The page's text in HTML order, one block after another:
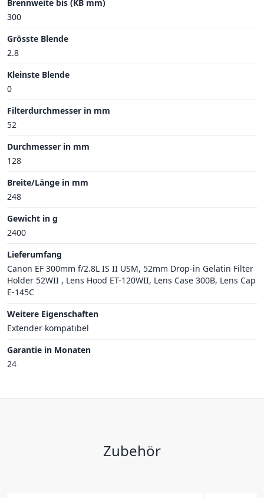
Brennweite bis (KB mm)
300
Grösste Blende
2.8
Kleinste Blende
0
Filterdurchmesser in mm
52
Durchmesser in mm
128
Breite/Länge in mm
248
Gewicht in g
2400
Lieferumfang
Canon EF 300mm f/2.8L IS II USM, 52mm Drop-in Gelatin Filter
Holder 52WII , Lens Hood ET-120WII, Lens Case 300B, Lens Cap
E-145C
Weitere Eigenschaften
Extender kompatibel
Garantie in Monaten
24
Zubehör